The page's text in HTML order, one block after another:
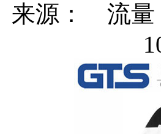
源： 流量